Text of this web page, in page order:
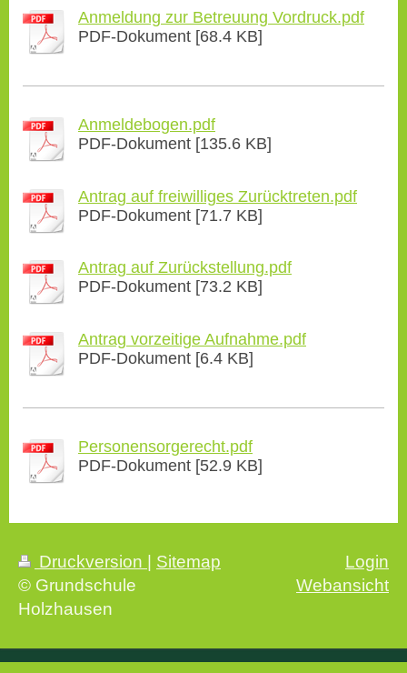
Anmeldung zur Betreuung Vordruck.pdf
PDF-Dokument [68.4 KB]
Anmeldebogen.pdf
PDF-Dokument [135.6 KB]
Antrag auf freiwilliges Zurücktreten.pdf
PDF-Dokument [71.7 KB]
Antrag auf Zurückstellung.pdf
PDF-Dokument [73.2 KB]
Antrag vorzeitige Aufnahme.pdf
PDF-Dokument [6.4 KB]
Personensorgerecht.pdf
PDF-Dokument [52.9 KB]
Druckversion | Sitemap
© Grundschule
Holzhausen
Login
Webansicht